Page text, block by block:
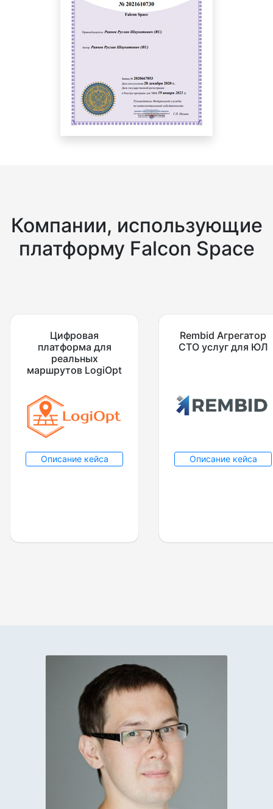
Компании, использующие
платформу Falcon Space
Цифровая
платформа для
реальных
маршрутов LogiOpt
Описание кейса
Rembid Агрегатор
СТО услуг для ЮЛ
Описание кейса